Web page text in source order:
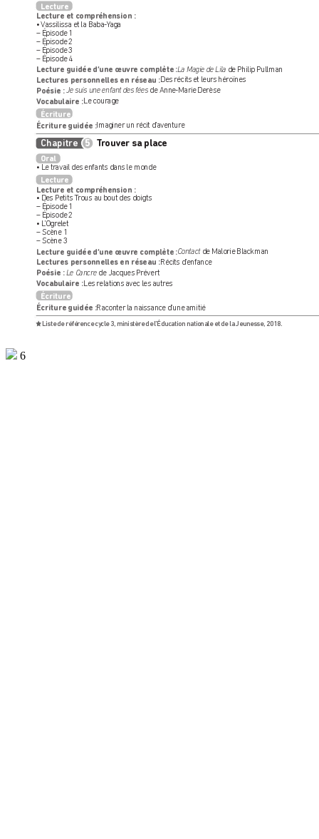
Liste de référence cycle 3, ministère de l’Éducation nationale et de la Jeunesse, 2018.
Lecture
Lecture et compréhension :
• Vassilissa et la Baba-Yaga
– Épisode 1
– Épisode 2
– Épisode 3
– Épisode 4
Lecture guidée d’une œuvre complète :La Magie de Lila de Philip Pullman
Lectures personnelles en réseau :Des récits et leurs héroïnes
Poésie : Je suis une enfant des fées de Anne-Marie Derèse
Vocabulaire : Le courage
Écriture
Écriture guidée : Imaginer un récit d’aventure
Chapitre Trouver sa place
Trouver sa place
5
Oral
• Le travail des enfants dans le monde
Lecture
Lecture et compréhension :
• Des Petits Trous au bout des doigts
– Épisode 1
– Épisode 2
• L ’Ogrelet
– Scène 1
– Scène 3
Lecture guidée d’une œuvre complète :Contact de Malorie Blackman
Lectures personnelles en réseau :Récits d’enfance
Poésie :Le Cancre de Jacques Prévert
Vocabulaire : Les relations avec les autres
Écriture
Écriture guidée : Raconter la naissance d’une amitié
6